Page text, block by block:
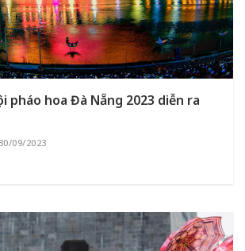
pháo hoa Đà Nẵng 2023 diễn ra
30/09/2023